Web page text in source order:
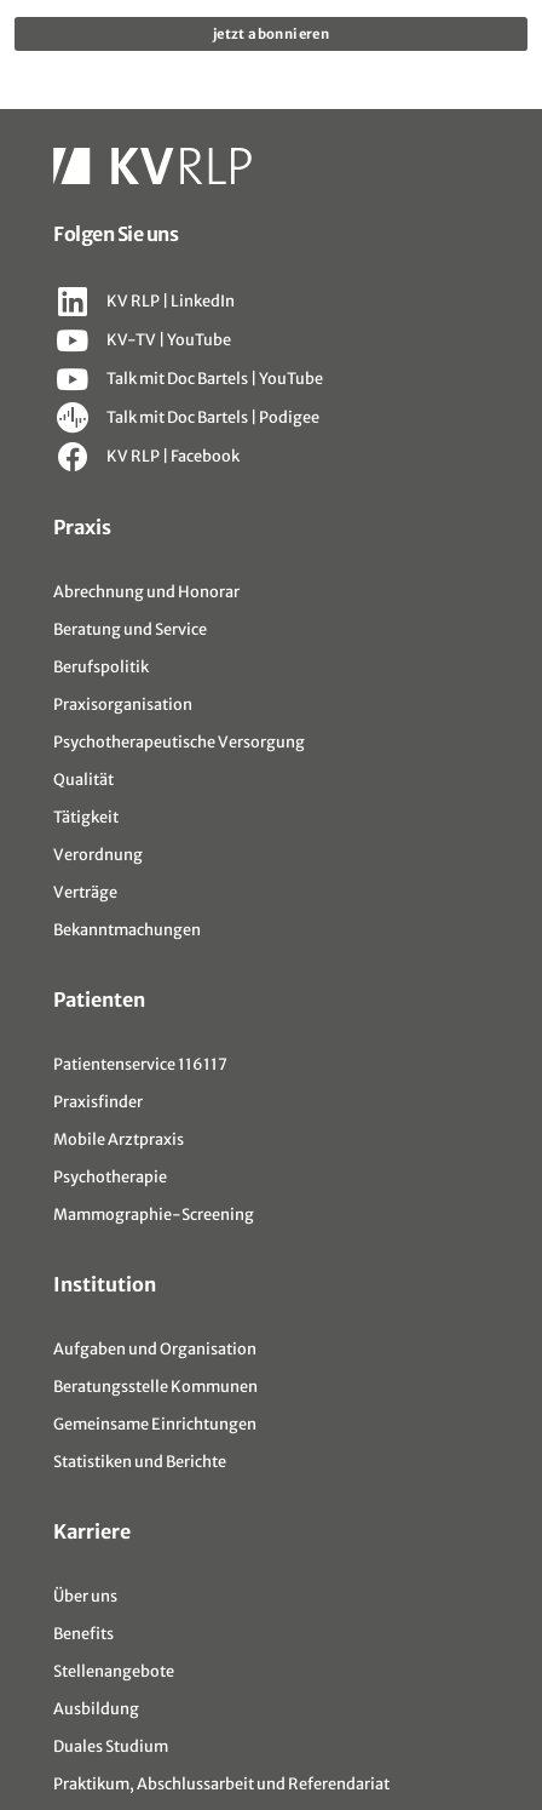
jetzt abonnieren
Sitemap
Praxis
Abrechnung und Honorar
Beratung und Service
Berufspolitik
Praxisorganisation
Psychotherapeutische Versorgung
Qualität
Tätigkeit
Verordnung
Verträge
Bekanntmachungen
Patienten
Patientenservice 116117
Praxisfinder
Mobile Arztpraxis
Psychotherapie
Mammographie-Screening
Institution
Aufgaben und Organisation
Beratungsstelle Kommunen
Gemeinsame Einrichtungen
Statistiken und Berichte
Karriere
Über uns
Benefits
Stellenangebote
Ausbildung
Duales Studium
Praktikum, Abschlussarbeit und Referendariat
Folgen Sie uns
KV RLP | LinkedIn
KV-TV | YouTube
Talk mit Doc Bartels | YouTube
Talk mit Doc Bartels | Podigee
KV RLP | Facebook